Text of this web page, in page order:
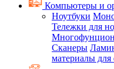
Компьютеры и
Ноутбуки
Тележки для
Сканеры
материалы для